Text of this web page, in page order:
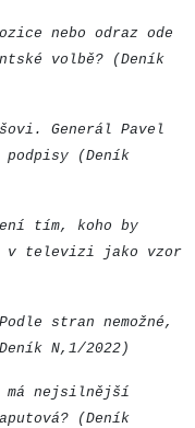
nebo odraz ode
volbě? (Deník
Generál Pavel
(Deník
tím, koho by
v televizi jako vzor
stran nemožné,
N,1/2022)
má nejsilnější
(Deník